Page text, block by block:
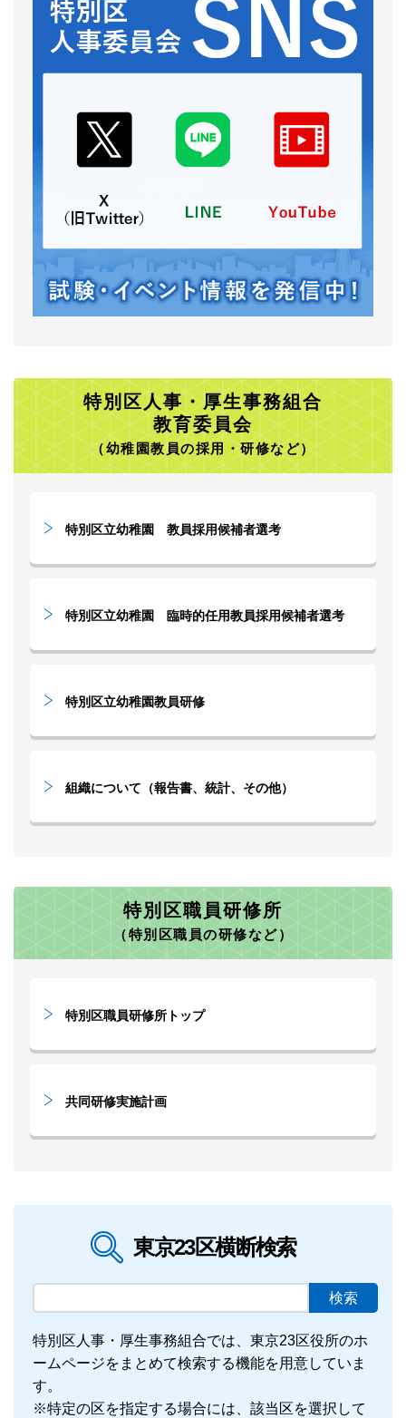
特別区人事・厚生事務組合
教育委員会
（幼稚園教員の採用・研修など）
特別区立幼稚園 教員採用候補者選考
特別区立幼稚園 臨時的任用教員採用候補者選考
特別区立幼稚園教員研修
組織について（報告書、統計、その他）
特別区職員研修所
（特別区職員の研修など）
特別区職員研修所トップ
共同研修実施計画
東京23区横断検索
特別区人事・厚生事務組合では、東京23区役所のホ
ームページをまとめて検索する機能を用意していま
す。
※特定の区を指定する場合には、該当区を選択して